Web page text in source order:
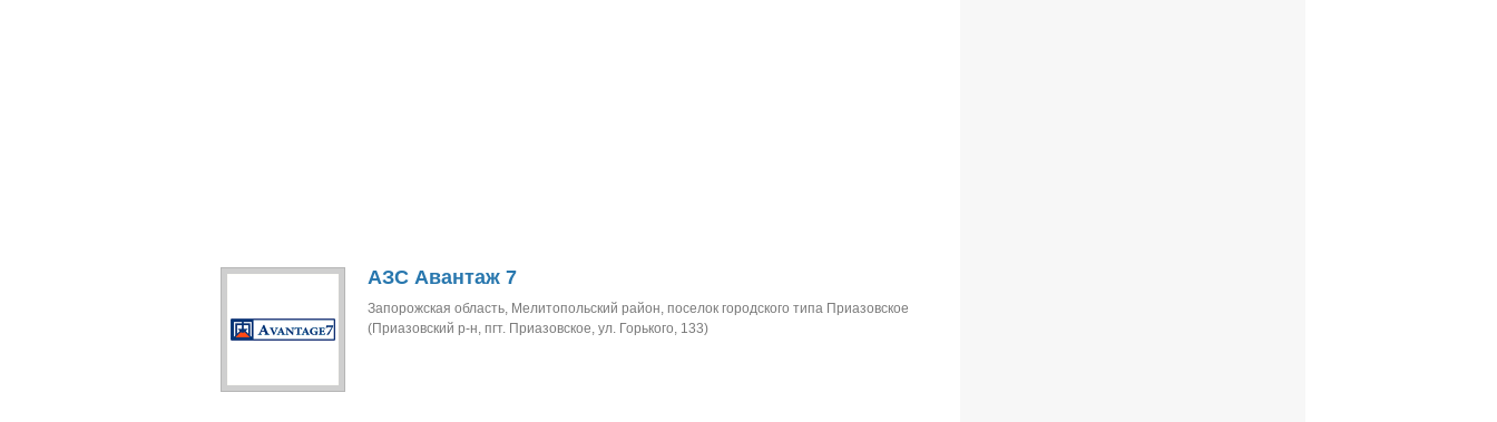
АЗС Авантаж 7
Запорожская область, Мелитопольский район, поселок городского типа Приазовское
(Приазовский р-н, пгт. Приазовское, ул. Горького, 133)